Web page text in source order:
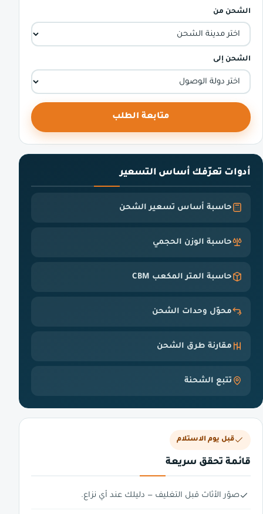
الشحن من
الشحن إلى
متابعة الطلب
أدوات تعرّفك أساس التسعير
حاسبة أساس تسعير الشحن
حاسبة الوزن الحجمي
حاسبة المتر المكعب CBM
محوّل وحدات الشحن
مقارنة طرق الشحن
تتبع الشحنة
قبل يوم الاستلام
قائمة تحقق سريعة
صوّر الأثاث قبل التغليف — دليلك عند أي نزاع.